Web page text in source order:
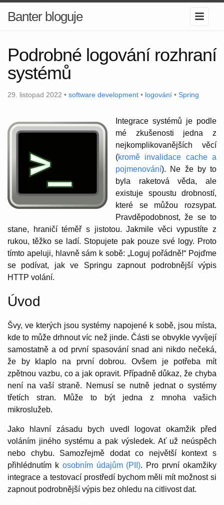
Banter bloguje
Podrobné logování rozhraní
systémů
29. listopad 2022 • software development • logování • Spring
Integrace systémů je podle
mé zkušenosti jedna z
nejkomplikovanějších věcí
(kromě invalidace cache a
pojmenování). Ne že by to
byla raketová věda, ale
existuje spoustu drobností,
které se můžou rozsypat.
Pravděpodobnost, že se to
stane, hraničí téměř s jistotou. Jakmile věci vypustíte z
rukou, těžko se ladí. Stopujete pak pouze své logy. Proto
tímto apeluji, hlavně sám k sobě: „Loguj pořádně!“ Pojďme
se podívat, jak ve Springu zapnout podrobnější výpis
HTTP volání.
Úvod
Švy, ve kterých jsou systémy napojené k sobě, jsou místa,
kde to může drhnout víc než jinde. Části se obvykle vyvíjejí
samostatně a od první spasování snad ani nikdo nečeká,
že by klaplo na první dobrou. Ovšem je potřeba mít
zpětnou vazbu, co a jak opravit. Případně důkaz, že chyba
není na vaší straně. Nemusí se nutně jednat o systémy
třetích stran. Může to být jedna z mnoha vašich
mikroslužeb.
Jako hlavní zásadu bych uvedl logovat okamžik před
voláním jiného systému a pak výsledek. Ať už neúspěch
nebo chybu. Samozřejmě dodat co největší kontext s
přihlédnutím k osobním údajům (PII). Pro první okamžiky
integrace a testovací prostředí bychom měli mít možnost si
zapnout podrobnější výpis bez ohledu na citlivost dat.